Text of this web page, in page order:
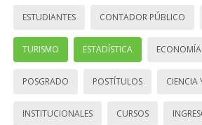
ESTUDIANTES CONTADOR PÚBLICO
TURISMO ESTADÍSTICA ECONOMÍA
POSGRADO POSTÍTULOS CIENCIA
INSTITUCIONALES CURSOS